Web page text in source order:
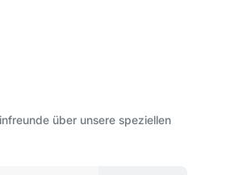
über unsere speziellen